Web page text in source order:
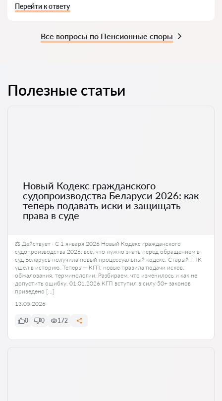
Перейти к ответу
Все вопросы по Пенсионные споры
Полезные статьи
Новый Кодекс гражданского
судопроизводства Беларуси 2026: как
теперь подавать иски и защищать
права в суде
⚖️ Действует · С 1 января 2026 Новый Кодекс гражданского
судопроизводства 2026: всё, что нужно знать перед обращением в
суд Беларусь получила новый процессуальный кодекс. Старый ГПК
ушёл в историю. Теперь — КГП: новые правила подачи исков,
обжалования, терминологии. Разбираем, что изменилось и как не
допустить ошибку. 01.01.2026 КГП вступил в силу 50+ законов
приведено […]
13.05.2026
0 0 172